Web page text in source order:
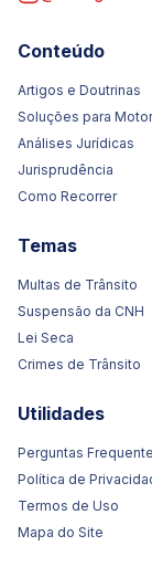
Conteúdo
Artigos e Doutrinas
Soluções para
Análises Jurídicas
Jurisprudência
Como Recorrer
Temas
Multas de Trânsito
Suspensão da CNH
Lei Seca
Crimes de Trânsito
Utilidades
Perguntas
Política de
Termos de Uso
Mapa do Site